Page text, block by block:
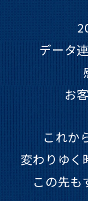
データ
お
これか
変わりゆく
この先も